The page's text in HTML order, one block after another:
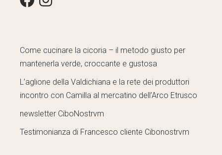
Come cucinare la cicoria – il metodo giusto per
mantenerla verde, croccante e gustosa
L’aglione della Valdichiana e la rete dei produttori
incontro con Camilla al mercatino dell’Arco Etrusco
newsletter CiboNostrvm
Testimonianza di Francesco cliente Cibonostrvm